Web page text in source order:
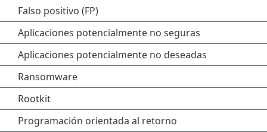
Falso positivo (FP)
Aplicaciones potencialmente no seguras
Aplicaciones potencialmente no deseadas
Ransomware
Rootkit
Programación orientada al retorno